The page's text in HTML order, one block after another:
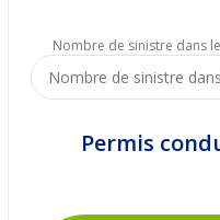
Nombre de sinistre dans
Permis